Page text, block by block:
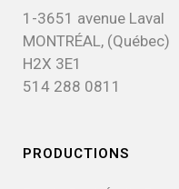
1-3651 avenue Laval
MONTRÉAL, (Québec)
H2X 3E1
514 288 0811
PRODUCTIONS